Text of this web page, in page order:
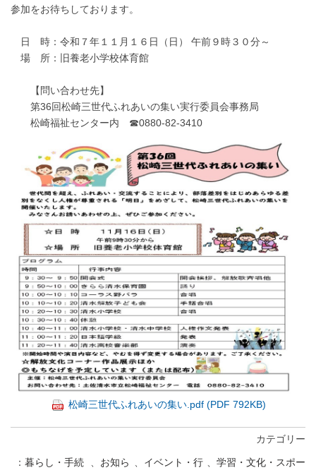
参加をお待ちしております。
日 時：令和７年１１月１６日（日） 午前９時３０分～
場 所：旧養老小学校体育館
【問い合わせ先】
第36回松崎三世代ふれあいの集い実行委員会事務局
松崎福祉センター内 ☎0880-82-3410
松崎三世代ふれあいの集い.pdf (PDF 792KB)
カテゴリー
暮らし・手続
お知ら
イベント・行
学習・文化・スポー